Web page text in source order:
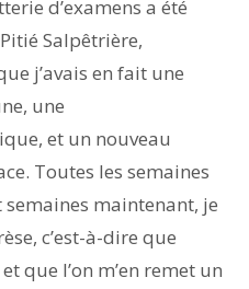
d’examens a été
Salpêtrière,
j’avais en fait une
une
et un nouveau
Toutes les semaines
maintenant, je
c’est-à-dire que
que l’on m’en remet un